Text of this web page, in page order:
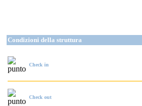
Condizioni della struttura
Check in
Check out